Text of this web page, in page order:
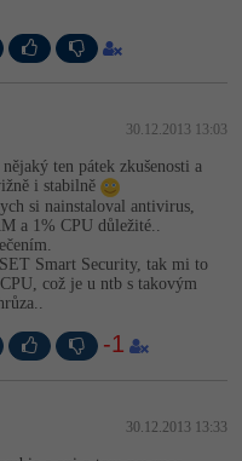
30.12.2013 13:03
ten pátek zkušenosti a
i stabilně
si nainstaloval antivirus,
a 1% CPU důležité..
Smart Security, tak mi to
což je u ntb s takovým
-1
30.12.2013 13:33